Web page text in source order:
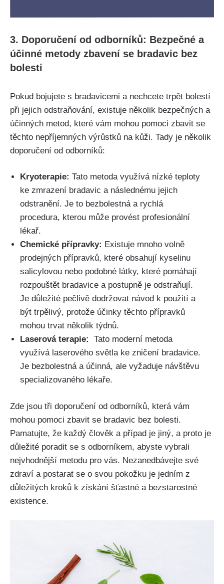
3. Doporučení od ⁤odborníků: Bezpečné‍ a
účinné metody⁢ zbavení se ‌bradavic bez
bolesti
Pokud bojujete‌ s bradavicemi a nechcete trpět bolestí
při jejich odstraňování, existuje​ několik bezpečných a
⁣účinných⁣ metod, které vám mohou pomoci zbavit‍ se⁤
těchto nepříjemných výrůstků na kůži. Tady je několik
doporučení od odborníků:
Kryoterapie: Tato metoda využívá‌ nízké ⁤teploty
ke zmrazení bradavic a následnému ⁢jejich​
odstranění. Je to bezbolestná a rychlá
procedura,⁤ kterou může provést profesionální
lékař.
Chemické přípravky: Existuje mnoho volně ​
prodejných přípravků, které obsahují⁤ kyselinu
‍salicylovou nebo podobné látky,⁤ které pomáhají
rozpouštět bradavice a postupně je odstraňují.
Je důležité pečlivě dodržovat návod k‌ použití ⁤a
být trpělivý, protože účinky těchto přípravků
mohou trvat několik týdnů.
Laserová terapie:
⁢ Tato moderní metoda
využívá laserového světla ‌ke zničení bradavice.
Je bezbolestná a účinná, ale vyžaduje návštěvu
specializovaného lékaře.
Zde jsou tři doporučení od odborníků,⁢ která vám
mohou pomoci zbavit se ‌bradavic bez bolesti.
Pamatujte, že každý člověk a ⁣případ ⁢je jiný, ‌a proto je
důležité poradit se ​s odborníkem, ⁣abyste vybrali
nejvhodnější metodu pro vás. Nezanedbávejte své
zdraví a postarat se o svou pokožku je jedním z
důležitých kroků k získání šťastné a bezstarostné
existence.